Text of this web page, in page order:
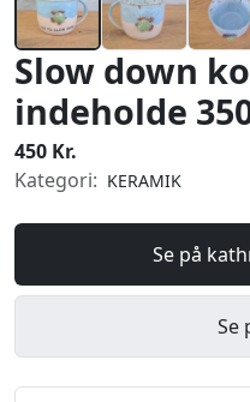
Slow down
indeholde
450 Kr.
Kategori: KERAMIK
Se på
Se